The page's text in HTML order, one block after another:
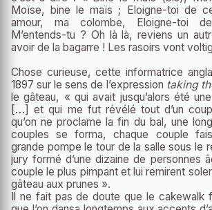
Moïse, bine le maïs ; Eloigne-toi de
amour, ma colombe, Eloigne-toi
M’entends-tu ? Oh là là, reviens un
avoir de la bagarre ! Les rasoirs vont
Chose curieuse, cette informatrice
1897 sur le sens de l’expression taking
le gâteau, « qui avait jusqu’alors été
[…] et qui me fut révélé tout d’un
qu’on ne proclame la fin du bal, une
couples se forma, chaque couple
grande pompe le tour de la salle sous le
jury formé d’une dizaine de personnes
couple le plus pimpant et lui remirent
gâteau aux prunes ».
Il ne fait pas de doute que le cakewalk